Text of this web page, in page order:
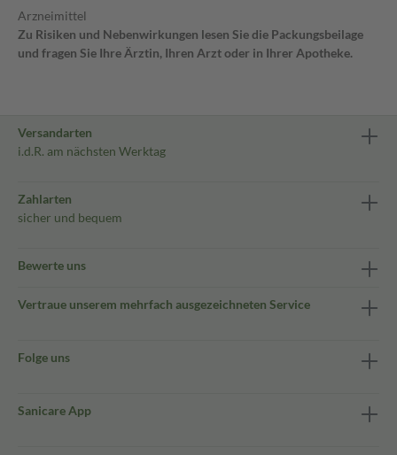
Arzneimittel
Zu Risiken und Nebenwirkungen lesen Sie die Packungsbeilage
und fragen Sie Ihre Ärztin, Ihren Arzt oder in Ihrer Apotheke.
Versandarten
i.d.R. am nächsten Werktag
Zahlarten
sicher und bequem
Bewerte uns
Vertraue unserem mehrfach ausgezeichneten Service
Folge uns
Sanicare App